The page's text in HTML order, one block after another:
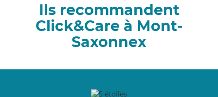
Ils recommandent
Click&Care à Mont-
Saxonnex